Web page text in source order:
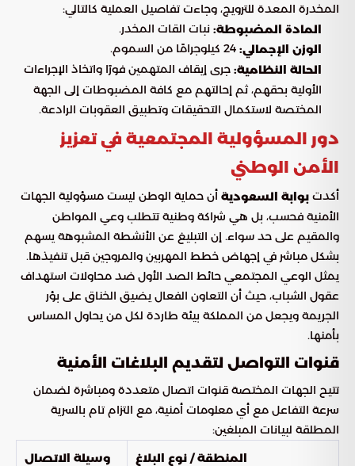
المخدرة المعدة للترويج، وجاءت تفاصيل العملية كالتالي:
المادة المضبوطة: نبات القات المخدر.
الوزن الإجمالي:
الحالة النظامية: جرى إيقاف المتهمين فورًا واتخاذ الإجراءات
الأولية بحقهم، ثم إحالتهم مع كافة المضبوطات إلى الجهة
المختصة لاستكمال التحقيقات وتطبيق العقوبات الرادعة.
دور المسؤولية المجتمعية في تعزيز
الأمن الوطني
أكدت بوابة السعودية أن حماية الوطن ليست مسؤولية الجهات
الأمنية فحسب، بل هي شراكة وطنية تتطلب وعي المواطن
والمقيم على حد سواء. إن التبليغ عن الأنشطة المشبوهة يسهم
بشكل مباشر في إجهاض خطط المهربين والمروجين قبل تنفيذها.
يمثل الوعي المجتمعي حائط الصد الأول ضد محاولات استهداف
عقول الشباب، حيث أن التعاون الفعال يضيق الخناق على بؤر
الجريمة ويجعل من المملكة بيئة طاردة لكل من يحاول المساس
بأمنها.
قنوات التواصل لتقديم البلاغات الأمنية
تتيح الجهات المختصة قنوات اتصال متعددة ومباشرة لضمان
سرعة التفاعل مع أي معلومات أمنية، مع التزام تام بالسرية
المطلقة لبيانات المبلغين:
المنطقة / نوع البلاغ
وسيلة الاتصال